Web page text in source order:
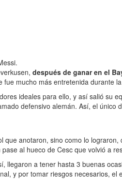
después de ganar en el
mucho más entretenida durante
ideales para ello, y así salió su
defensivo alemán. Así, el único
que anotaron, sino como lo lograron,
al hueco de Cesc que volvió a
a tener hasta 3 buenas
y por tomar riesgos necesarios,